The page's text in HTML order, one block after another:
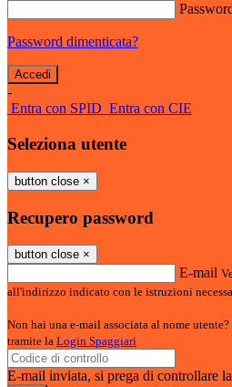
Password dimenticata?
-
Entra con SPID Entra con CIE
Seleziona utente
button close ×
Recupero password
button close ×
E-mail
all'indirizzo indicato con le istruzioni
Non hai una e-mail associata al nome
tramite la Login Spaggiari
E-mail inviata, si prega di controllare